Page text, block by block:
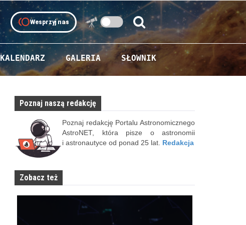
tollWesprzyj nas
Szukaj:
Szukaj
KALENDARZ GALERIA SŁOWNIK
Poznaj naszą redakcję
Poznaj redakcję Portalu Astronomicznego
AstroNET, która pisze o astronomii
i astronautyce od ponad 25 lat. Redakcja
Zobacz też